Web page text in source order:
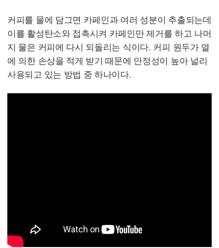
커피를 물에 담그면 카페인과 여러 성분이 추출되는데
이를 활성탄소와 접촉시켜 카페인만 제거를 하고 나머
지 물은 커피에 다시 되돌리는 식이다. 커피 원두가 열
에 의한 손상을 적게 받기 때문에 안정성이 높아 널리
사용되고 있는 방법 중 하나이다.